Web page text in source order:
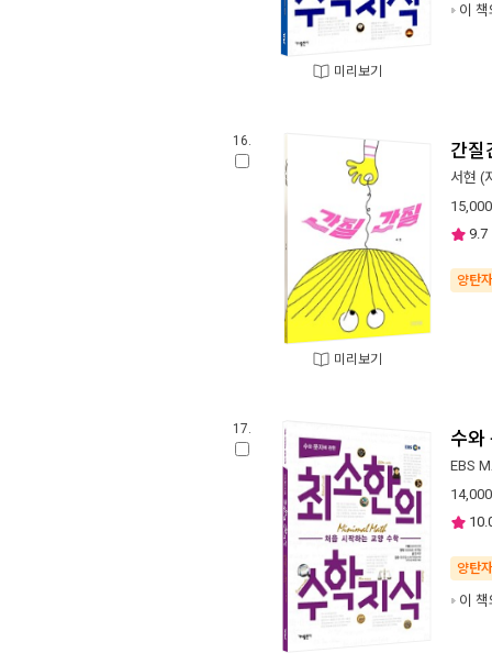
미리보기
이
16.
미리보기
간질
서현 (
15,000
9.7
양탄
17. 수와
EBS
14,000
양탄
이